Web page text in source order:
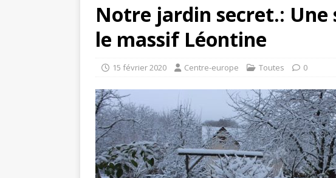
Notre jardin secret.: Une
le massif Léontine
15 février 2020 Centre-europe Toutes 0